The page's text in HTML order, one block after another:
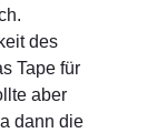
des
Tape für
aber
dann die